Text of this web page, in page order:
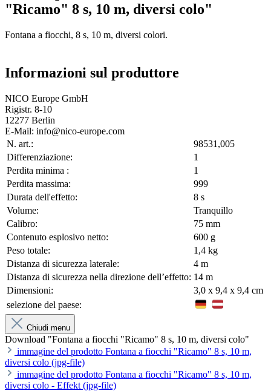
"Ricamo" 8 s, 10 m, diversi colo"
Fontana a fiocchi, 8 s, 10 m, diversi colori.
Informazioni sul produttore
NICO Europe GmbH
Rigistr. 8-10
12277 Berlin
E-Mail: info@nico-europe.com
N. art.:
98531,005
Differenziazione:
1
Perdita minima :
1
Perdita massima:
999
Durata dell'effetto:
8 s
Volume:
Tranquillo
Calibro:
75 mm
Contenuto esplosivo netto:
600 g
Peso totale:
1,4 kg
Distanza di sicurezza laterale:
4 m
Distanza di sicurezza nella direzione dell’effetto: 14 m
Dimensioni:
3,0 x 9,4 x 9,4 cm
selezione del paese:
Chiudi menu
Download "Fontana a fiocchi "Ricamo" 8 s, 10 m, diversi colo"
immagine del prodotto Fontana a fiocchi "Ricamo" 8 s, 10 m,
diversi colo (jpg-file)
immagine del prodotto Fontana a fiocchi "Ricamo" 8 s, 10 m,
diversi colo - Effekt (jpg-file)